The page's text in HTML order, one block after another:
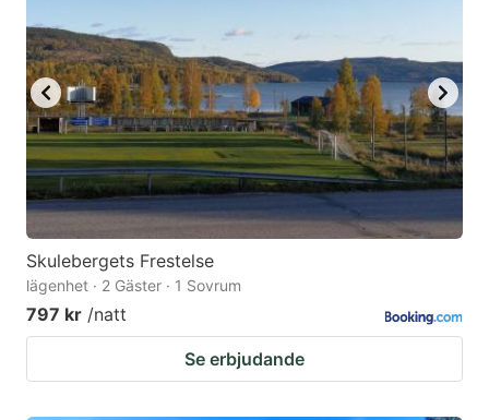
Skulebergets Frestelse
lägenhet · 2 Gäster · 1 Sovrum
797 kr /natt
Se erbjudande